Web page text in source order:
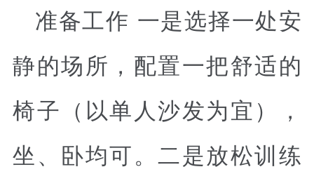
准备工作 一是选择一处安
静的场所，配置一把舒适的
椅子（以单人沙发为宜），
坐、卧均可。二是放松训练